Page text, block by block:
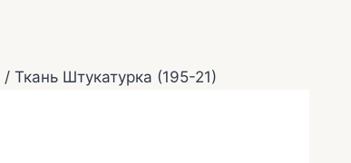
/ Ткань Штукатурка (195-21)